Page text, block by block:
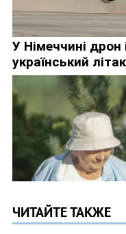
ЧИТАЙТЕ ТАКЖЕ